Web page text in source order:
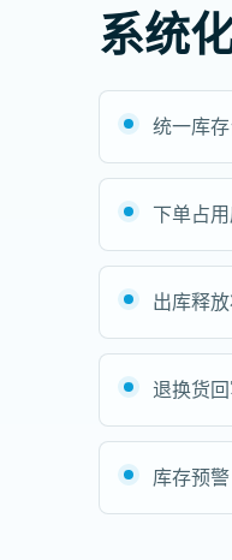
系统
统一库
下单占
出库释
退换货
库存预警